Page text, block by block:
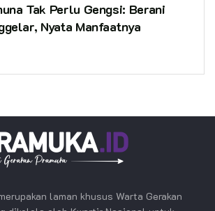
Tak Perlu Gengsi: Berani
Nyata Manfaatnya
laman khusus Warta Gerakan